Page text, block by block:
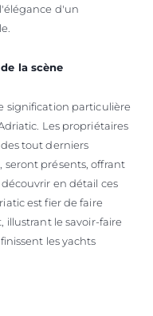
d'un
la scène
signification particulière
Les propriétaires
tout derniers
seront présents, offrant
en détail ces
est fier de faire
le savoir-faire
les yachts